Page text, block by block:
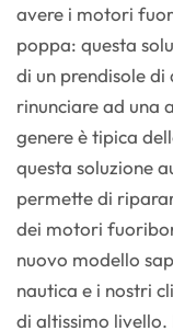
avere i motori
poppa: questa
di un prendisole
rinunciare ad una
genere è tipica
questa soluzione
permette di
dei motori
nuovo modello
nautica e i nostri
di altissimo livello.